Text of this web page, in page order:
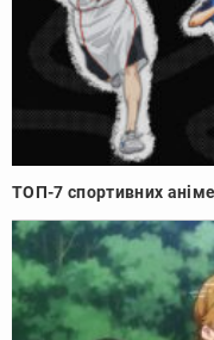
ТОП-7 спортивних